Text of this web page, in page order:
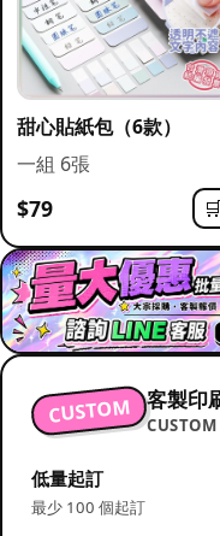
甜心貼紙包（6款）
一組 6張
$79 🛒
CUSTOM 客製印
低量起訂
最少 100 個起訂